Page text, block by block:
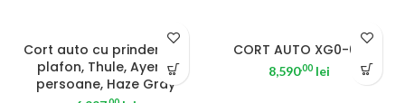
Cort auto cu prindere pe
plafon, Thule, Ayer, 2
persoane, Haze Gray
CORT AUTO XG0-07
8,590.00 lei